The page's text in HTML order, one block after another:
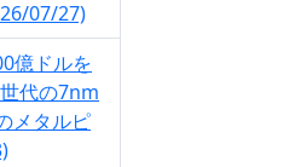
07/27)
億ドルを
代の7nm
メタルピ